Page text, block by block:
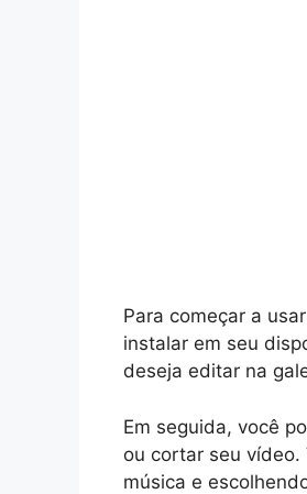
Para começar a
instalar em seu
deseja editar na
Em seguida, você
ou cortar seu
música e